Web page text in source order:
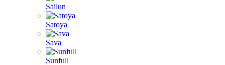
Sailun
Satoya
Sava
Sunfull